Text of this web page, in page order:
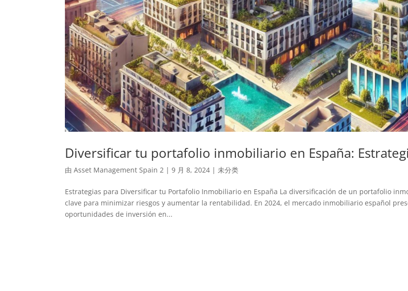
Diversificar tu portafolio inmobiliario en España:
由 Asset Management Spain 2 | 9 月 8, 2024 | 未分类
Estrategias para Diversificar tu Portafolio Inmobiliario en España La diversificación de un portafolio
clave para minimizar riesgos y aumentar la rentabilidad. En 2024, el mercado inmobiliario español
oportunidades de inversión en...